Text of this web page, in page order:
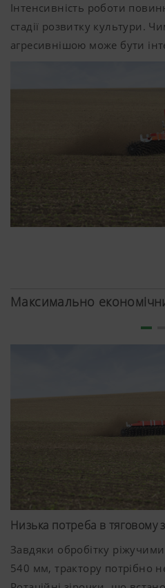
Інтенсивність роботи
стадії розвитку культури.
агресивнішою може бути
Максимально
Низька потреба в тяговому
Завдяки обробітку
540 мм, трактору потрібно